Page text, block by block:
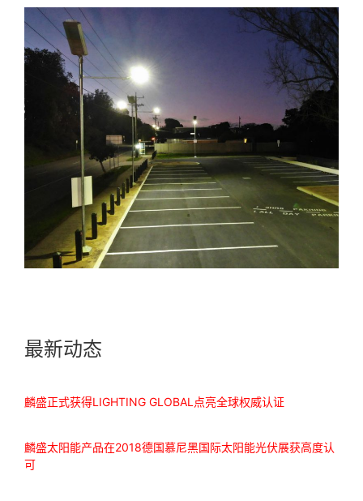
最新动态
麟盛正式获得LIGHTING GLOBAL点亮全球权威认证
麟盛太阳能产品在2018德国慕尼黑国际太阳能光伏展获高度认
可